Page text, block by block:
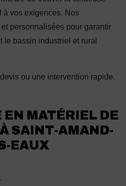
à vos exigences. Nos
personnalisées pour garantir
le bassin industriel et rural
ou une intervention rapide.
MATÉRIEL DE
SAINT-AMAND-
EAUX